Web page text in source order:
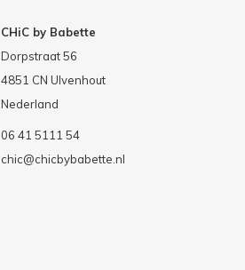
CHiC by Babette
Dorpstraat 56
4851 CN Ulvenhout
Nederland
06 41 5111 54
chic@chicbybabette.nl